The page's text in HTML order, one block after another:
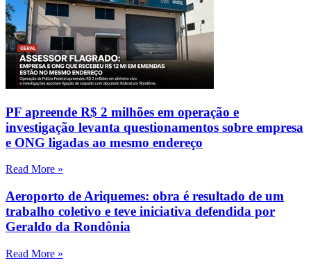
PF apreende R$ 2 milhões em operação e
investigação levanta questionamentos sobre empresa
e ONG ligadas ao mesmo endereço
Read More »
Aeroporto de Ariquemes: obra é resultado de um
trabalho coletivo e teve iniciativa defendida por
Geraldo da Rondônia
Read More »